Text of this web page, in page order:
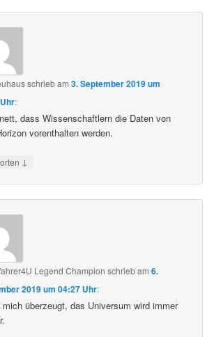
schriebam3. September 2019 um
:
dass Wissenschaftlern die Daten von
vorenthalten werden.
↓
Legend Champion schriebam6.
2019 um 04:27 Uhr:
mich überzeugt, das Universum wird immer